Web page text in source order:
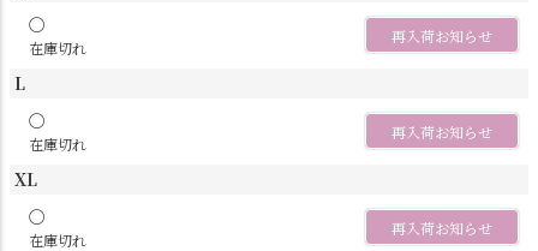
〇
在庫切れ
再入荷お知らせ
L
〇
在庫切れ
再入荷お知らせ
XL
〇
在庫切れ
再入荷お知らせ